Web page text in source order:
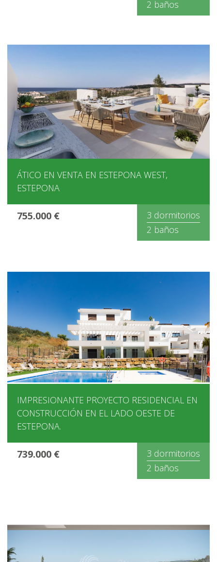
2 baños
ÁTICO EN VENTA EN ESTEPONA WEST,
ESTEPONA
755.000 €
3 dormitorios
2 baños
IMPRESIONANTE PROYECTO RESIDENCIAL EN
CONSTRUCCIÓN EN EL LADO OESTE DE
ESTEPONA.
739.000 €
3 dormitorios
2 baños